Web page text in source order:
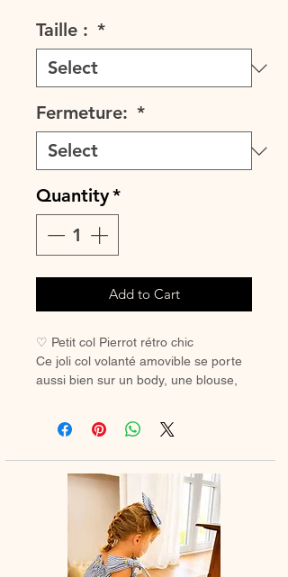
Taille : *
Fermeture: *
Quantity*
Add to Cart
♡ Petit col Pierrot rétro chic
Ce joli col volanté amovible se porte
aussi bien sur un body, une blouse,
rétro chic à n’importe quelle tenue.
pouvez former un joli nœud et ajuster
facilement le col en desserrant
légèrement les fronces pour l’adapter
au tour de cou de votre enfant.
Le col est entièrement doublé pour
un fini soigné et un confort optimal.